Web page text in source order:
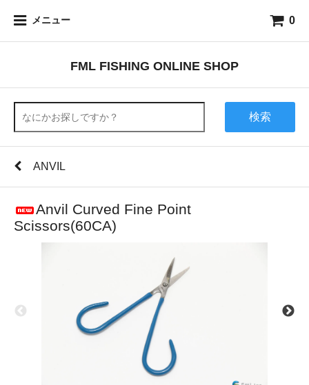
メニュー 0
FML FISHING ONLINE SHOP
検索
ANVIL
Anvil Curved Fine Point
Scissors(60CA)